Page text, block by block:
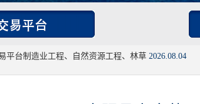
平台制造业工程、自然资源工程、林草 2026.08.04